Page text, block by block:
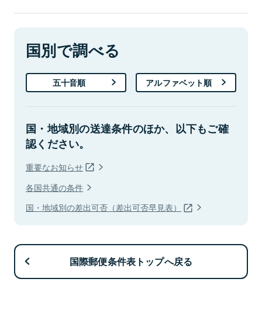
国別で調べる
五十音順 アルファベット順
国・地域別の送達条件のほか、以下もご確
認ください。
重要なお知らせ
各国共通の条件
国・地域別の差出可否（差出可否早見表）
国際郵便条件表トップへ戻る